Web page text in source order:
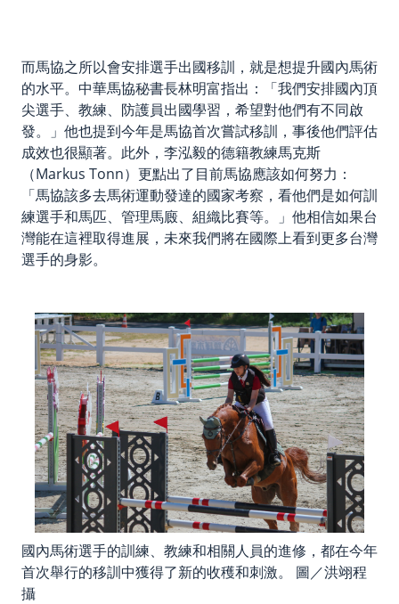
而馬協之所以會安排選手出國移訓，就是想提升國內馬術
的水平。中華馬協秘書長林明富指出：「我們安排國內頂
尖選手、教練、防護員出國學習，希望對他們有不同啟
發。」他也提到今年是馬協首次嘗試移訓，事後他們評估
成效也很顯著。此外，李泓毅的德籍教練馬克斯
（Markus Tonn）更點出了目前馬協應該如何努力：
「馬協該多去馬術運動發達的國家考察，看他們是如何訓
練選手和馬匹、管理馬廄、組織比賽等。」他相信如果台
灣能在這裡取得進展，未來我們將在國際上看到更多台灣
選手的身影。
國內馬術選手的訓練、教練和相關人員的進修，都在今年
首次舉行的移訓中獲得了新的收穫和刺激。 圖／洪翊程
攝